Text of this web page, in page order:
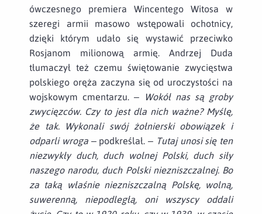
ówczesnego premiera Wincentego Witosa w
szeregi armii masowo wstępowali ochotnicy,
dzięki którym udało się wystawić przeciwko
Rosjanom milionową armię. Andrzej Duda
tłumaczył też czemu świętowanie zwycięstwa
polskiego oręża zaczyna się od uroczystości na
wojskowym cmentarzu.– Wokół nas są groby
zwycięzców. Czy to jest dla nich ważne? Myślę,
że tak. Wykonali swój żołnierski obowiązek i
odparli wroga– podkreślał. – Tutaj unosi się ten
niezwykły duch, duch wolnej Polski, duch siły
naszego narodu, duch Polski niezniszczalnej. Bo
za taką właśnie niezniszczalną Polskę, wolną,
suwerenną, niepodległą, oni wszyscy oddali